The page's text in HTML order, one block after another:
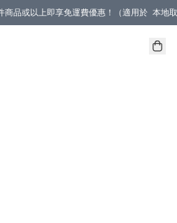
品或以上即享免運費優惠！（適用於 本地
件商品或以上即享免運費優惠！（適用於